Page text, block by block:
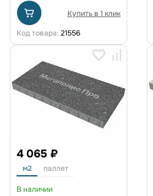
Купить в 1 клик
Код товара: 21556
4 065 ₽
м2 паллет
В наличии